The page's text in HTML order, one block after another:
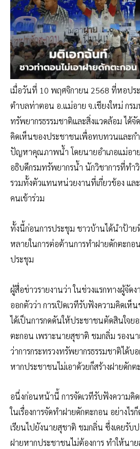
เมื่อวันที่ 10 พฤศจิกายน 2568 ที่หอปร
ตำบลท่าตอน อ.แม่อาย จ.เชียงใหม่ กร
ทรัพยากรธรรมชาติและสิ่งแวดล้อม ได้
คิดเห็นของประชาชนเพื่อทบทวนและก
ปัญหาคุณภาพน้ำ โดยนายอำเภอแม่อา
อธิบดีกรมทรัพยากรน้ำ นักวิชาการที่ทำวิ
รวมทั้งตัวแทนหน่วยงานที่เกี่ยวข้อง แ
คนเข้าร่วม
ทั้งนี้ก่อนการประชุม ชาวบ้านได้นำป้า
หลายในการต่อต้านการทำฝายดักตะก
ประชุม
ผู้สื่อข่าวรายงานว่า ในช่วงแรกทางผู้จัด
ออกตัวว่า การเปิดเวทีรับฟังความคิดเห็
ได้เป็นการกดดันให้ประชาชนตัดสินใจย
ตะกอน เพราะนายสุชาติ ชมกลิ่ม รองน
ว่าการกระทรวงทรัพยากรธรรมชาติได้บ
หากประชาชนไม่เอาด้วยก็สร้างฝายดักต
อนึ่งก่อนหน้านี้ การจัดเวทีรับฟังความคิ
ในเรื่องการจัดทำฝายดักตะกอน อย่างไร
เรียนไปยังนายสุชาติ ชมกลิ่น ซึ่งเคยรับ
ฝายหากประชาชนไม่ต้องการ ทำให้นาย